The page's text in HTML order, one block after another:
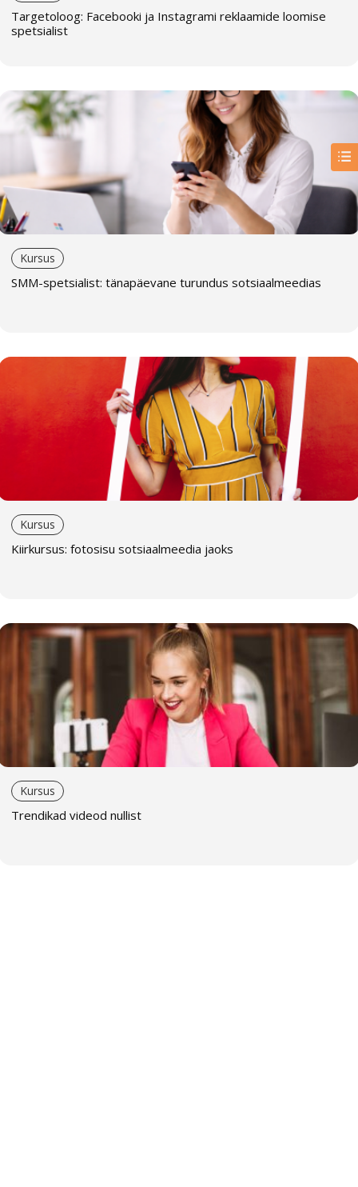
Targetoloog: Facebooki ja Instagrami reklaamide loomise
spetsialist
Kursus
SMM-spetsialist: tänapäevane turundus sotsiaalmeedias
Kursus
Kiirkursus: fotosisu sotsiaalmeedia jaoks
Kursus
Trendikad videod nullist